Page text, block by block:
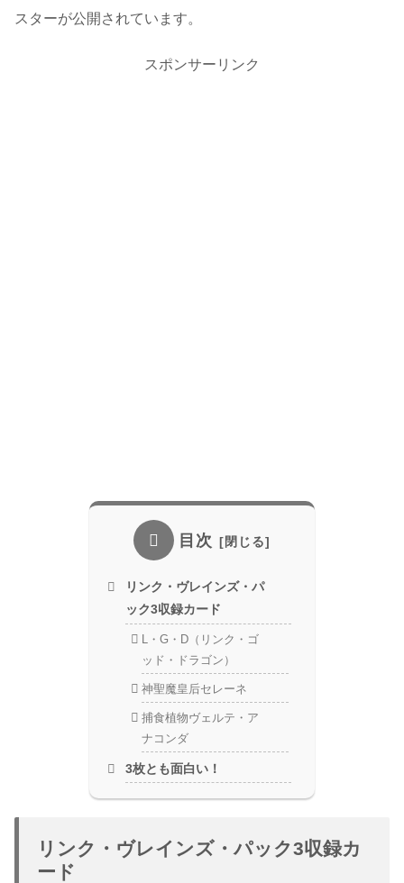
スターが公開されています。
スポンサーリンク
目次
リンク・ヴレインズ・パ
ック3収録カード
L・G・D（リンク・ゴ
ッド・ドラゴン）
神聖魔皇后セレーネ
捕食植物ヴェルテ・ア
ナコンダ
3枚とも面白い！
リンク・ヴレインズ・パック3収録カ
ード